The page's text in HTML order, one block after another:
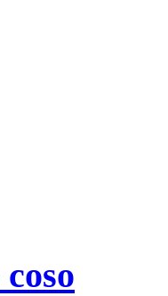
coso